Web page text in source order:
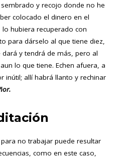
y recojo donde no he
colocado el dinero en el
hubiera recuperado con
para dárselo al que tiene diez,
y tendrá de más, pero al
lo que tiene. Echen afuera, a
inútil; allí habrá llanto y rechinar
no trabajar puede resultar
como en este caso,